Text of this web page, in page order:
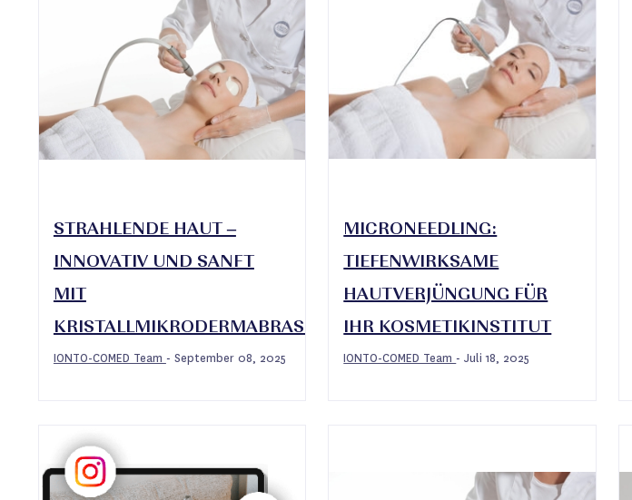
STRAHLENDE HAUT –
INNOVATIV UND SANFT
MIT
KRISTALLMIKRODERMABRASION
IONTO-COMED Team - September 08, 2025
MICRONEEDLING:
TIEFENWIRKSAME
HAUTVERJÜNGUNG FÜR
IHR KOSMETIKINSTITUT
IONTO-COMED Team - Juli 18, 2025